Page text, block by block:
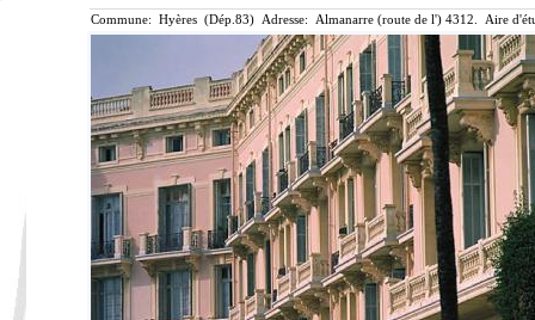
Commune: Hyères (Dép.83) Adresse: Almanarre (route de l') 4312. Aire